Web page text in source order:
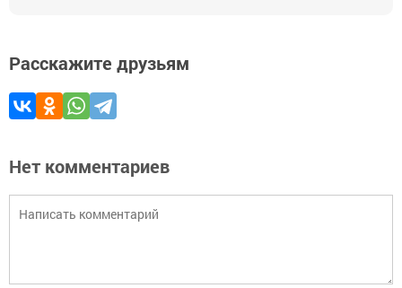
Расскажите друзьям
Нет комментариев